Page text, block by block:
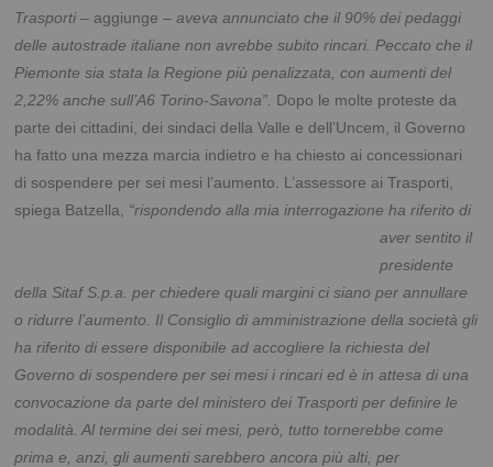
Trasporti– aggiunge –aveva annunciato che il 90% dei pedaggi
delle autostrade italiane non avrebbe subito rincari. Peccato che il
Piemonte sia stata la Regione più penalizzata, con aumenti del
2,22% anche sull’A6 Torino-Savona”. Dopo le molte proteste da
parte dei cittadini, dei sindaci della Valle e dell’Uncem, il Governo
ha fatto una mezza marcia indietro e ha chiesto ai concessionari
di sospendere per sei mesi l’aumento. L’assessore ai Trasporti,
spiega Batzella, “rispondendo alla mia interrogazione hariferito di
aver sentito il
presidente
della Sitaf S.p.a. per chiedere quali margini ci siano per annullare
o ridurre l’aumento. Il Consiglio di amministrazione della società gli
ha riferito di essere disponibile ad accogliere la richiesta del
Governo di sospendere per sei mesi i rincari ed è in attesa di una
convocazione da parte del ministero dei Trasporti per definire le
modalità. Al termine dei sei mesi, però, tutto tornerebbe come
prima e, anzi, gli aumenti sarebbero ancora più alti, per